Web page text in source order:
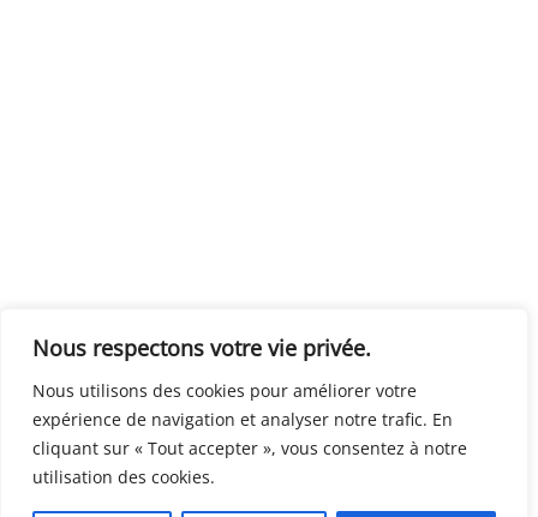
Nous respectons votre vie privée.
Nous utilisons des cookies pour améliorer votre
expérience de navigation et analyser notre trafic. En
cliquant sur « Tout accepter », vous consentez à notre
utilisation des cookies.